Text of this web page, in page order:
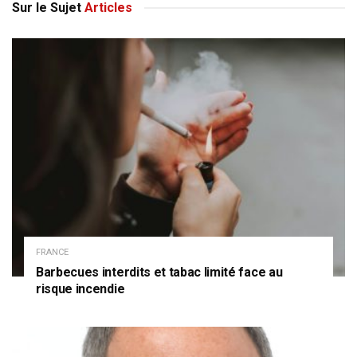
Sur le Sujet Articles
FRANCE
Barbecues interdits et tabac limité face au
risque incendie